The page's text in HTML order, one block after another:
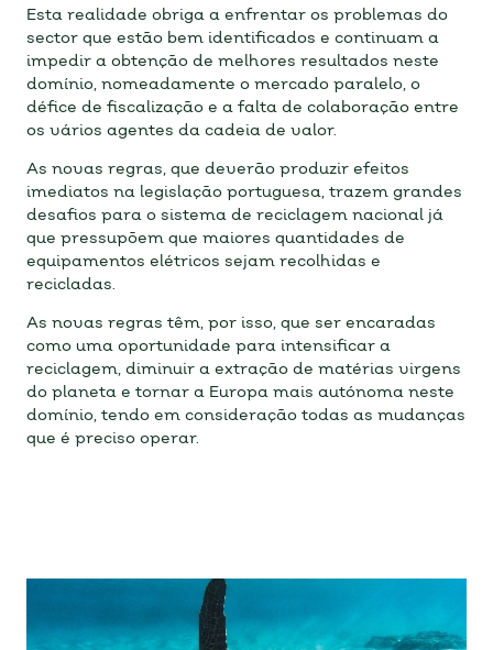
Esta realidade obriga a enfrentar os problemas do
sector que estão bem identificados e continuam a
impedir a obtenção de melhores resultados neste
domínio, nomeadamente o mercado paralelo, o
défice de fiscalização e a falta de colaboração entre
os vários agentes da cadeia de valor.
As novas regras, que deverão produzir efeitos
imediatos na legislação portuguesa, trazem grandes
desafios para o sistema de reciclagem nacional já
que pressupõem que maiores quantidades de
equipamentos elétricos sejam recolhidas e
recicladas.
As novas regras têm, por isso, que ser encaradas
como uma oportunidade para intensificar a
reciclagem, diminuir a extração de matérias virgens
do planeta e tornar a Europa mais autónoma neste
domínio, tendo em consideração todas as mudanças
que é preciso operar.